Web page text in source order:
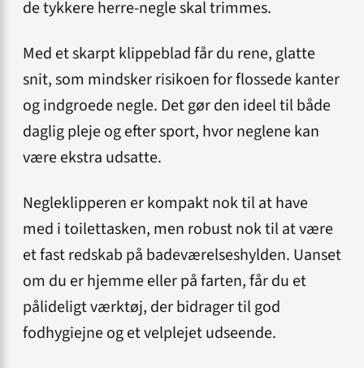
de tykkere herre-negle skal trimmes.
Med et skarpt klippeblad får du rene, glatte
snit, som mindsker risikoen for flossede kanter
og indgroede negle. Det gør den ideel til både
daglig pleje og efter sport, hvor neglene kan
være ekstra udsatte.
Negleklipperen er kompakt nok til at have
med i toilettasken, men robust nok til at være
et fast redskab på badeværelseshylden. Uanset
om du er hjemme eller på farten, får du et
pålideligt værktøj, der bidrager til god
fodhygiejne og et velplejet udseende.